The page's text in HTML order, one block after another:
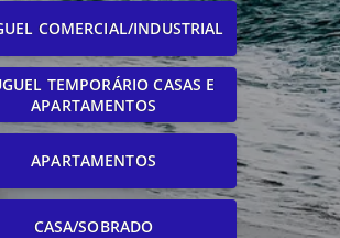
COMERCIAL/INDUSTRIAL
TEMPORÁRIO CASAS E
APARTAMENTOS
APARTAMENTOS
CASA/SOBRADO